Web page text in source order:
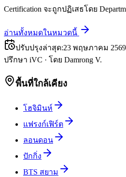
Certification จะถูกปฏิเสธโดย
อ่านทั้งหมดในหมวดนี้
ปรับปรุงล่าสุด:23 พฤษภาคม 2569
ปรึกษา iVC · โดย Damrong V.
พื้นที่ใกล้เคียง
โฮจิมินห์
แฟรงก์เฟิร์ต
ลอนดอน
ปักกิ่ง
BTS สยาม